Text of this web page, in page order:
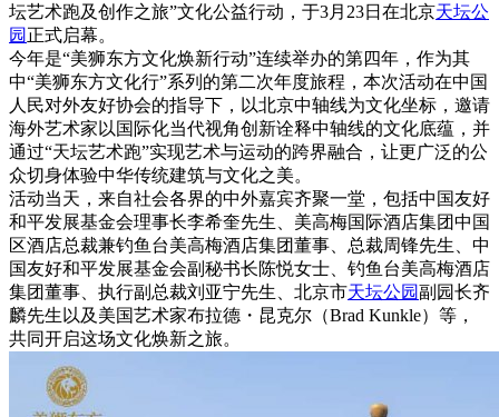
坛艺术跑及创作之旅”文化公益行动，于3月23日在北京天坛公
园 正式启幕。
今年是“美狮东方文化焕新行动”连续举办的第四年，作为其
中“美狮东方文化行”系列的第二次年度旅程，本次活动在中国
人民对外友好协会的指导下，以北京中轴线为文化坐标，邀请
海外艺术家以国际化当代视角创新诠释中轴线的文化底蕴，并
通过“天坛艺术跑”实现艺术与运动的跨界融合，让更广泛的公
众切身体验中华传统建筑与文化之美。
活动当天，来自社会各界的中外嘉宾齐聚一堂，包括中国友好
和平发展基金会理事长李希奎先生、美高梅国际酒店集团中国
区酒店总裁兼钓鱼台美高梅酒店集团董事、总裁周锋先生、中
国友好和平发展基金会副秘书长陈悦女士、钓鱼台美高梅酒店
集团董事、执行副总裁刘亚宁先生、北京市天坛公园副园长齐
麟先生以及美国艺术家布拉德・昆克尔（Brad Kunkle）等，
共同开启这场文化焕新之旅。